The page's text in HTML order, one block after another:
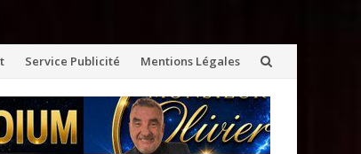
Service Publicité Mentions Légales